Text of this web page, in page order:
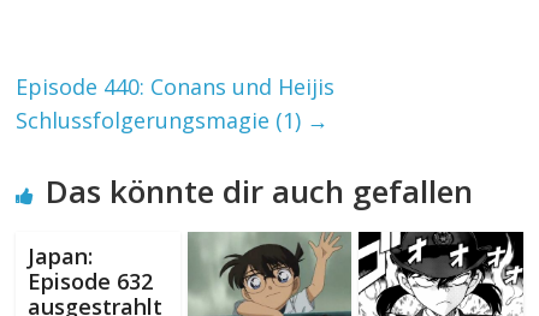
Episode 440: Conans und Heijis
Schlussfolgerungsmagie (1) →
Das könnte dir auch gefallen
Japan:
Episode 632
ausgestrahlt